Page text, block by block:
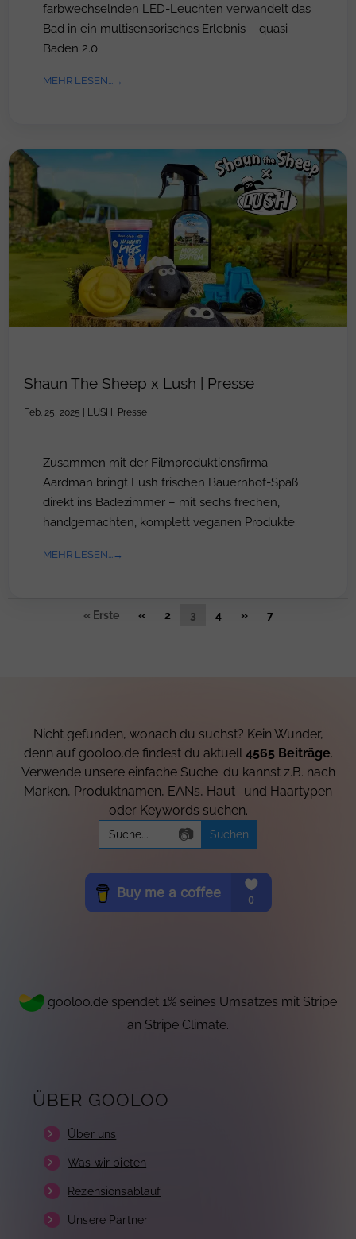
farbwechselnden LED-Leuchten verwandelt das
Bad in ein multisensorisches Erlebnis – quasi
Baden 2.0.
MEHR LESEN...
Shaun The Sheep x Lush | Presse
Feb. 25, 2025 LUSH , Presse
Zusammen mit der Filmproduktionsfirma
Aardman bringt Lush frischen Bauernhof-Spaß
direkt ins Badezimmer – mit sechs frechen,
handgemachten, komplett veganen Produkte.
MEHR LESEN...
« Erste « 2 3 4 » 7
Nicht gefunden, wonach du suchst? Kein Wunder,
denn auf gooloo.de findest du aktuell 4565 Beiträge.
Verwende unsere einfache Suche: du kannst z.B. nach
Marken, Produktnamen, EANs, Haut- und Haartypen
oder Keywords suchen.
Search
for:
📷
gooloo.de spendet 1% seines Umsatzes mit Stripe
an Stripe Climate.
ÜBER GOOLOO
Über uns
Was wir bieten
Rezensionsablauf
Unsere Partner